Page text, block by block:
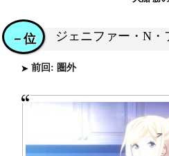
ジェニファー・N
－位
前回: 圏外